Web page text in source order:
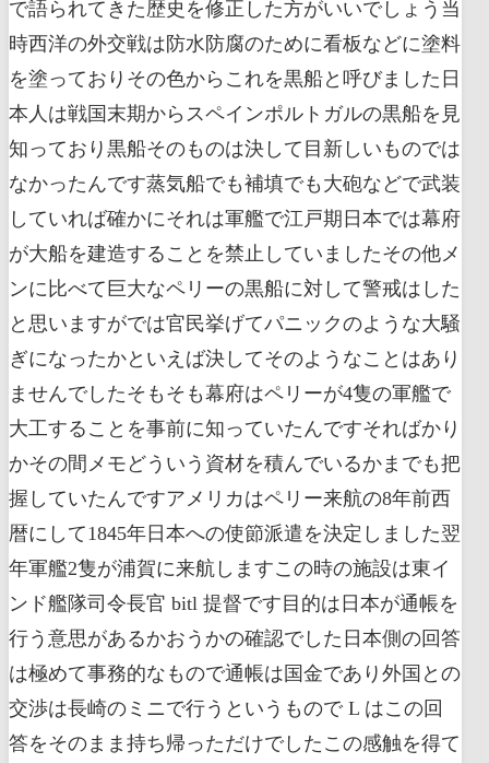
で語られてきた歴史を修正した方がいいでしょう当
時西洋の外交戦は防水防腐のために看板などに塗料
を塗っておりその色からこれを黒船と呼びました日
本人は戦国末期からスペインポルトガルの黒船を見
知っており黒船そのものは決して目新しいものでは
なかったんです蒸気船でも補填でも大砲などで武装
していれば確かにそれは軍艦で江戸期日本では幕府
が大船を建造することを禁止していましたその他メ
ンに比べて巨大なペリーの黒船に対して警戒はした
と思いますがでは官民挙げてパニックのような大騒
ぎになったかといえば決してそのようなことはあり
ませんでしたそもそも幕府はペリーが4隻の軍艦で
大工することを事前に知っていたんですそればかり
かその間メモどういう資材を積んでいるかまでも把
握していたんですアメリカはペリー来航の8年前西
暦にして1845年日本への使節派遣を決定しました翌
年軍艦2隻が浦賀に来航しますこの時の施設は東イ
ンド艦隊司令長官 bitl 提督です目的は日本が通帳を
行う意思があるかおうかの確認でした日本側の回答
は極めて事務的なもので通帳は国金であり外国との
交渉は長崎のミニで行うというもので L はこの回
答をそのまま持ち帰っただけでしたこの感触を得て